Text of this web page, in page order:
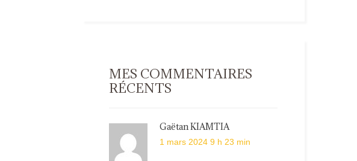
MES COMMENTAIRES
RÉCENTS
Gaëtan KIAMTIA
1 mars 2024 9 h 23 min